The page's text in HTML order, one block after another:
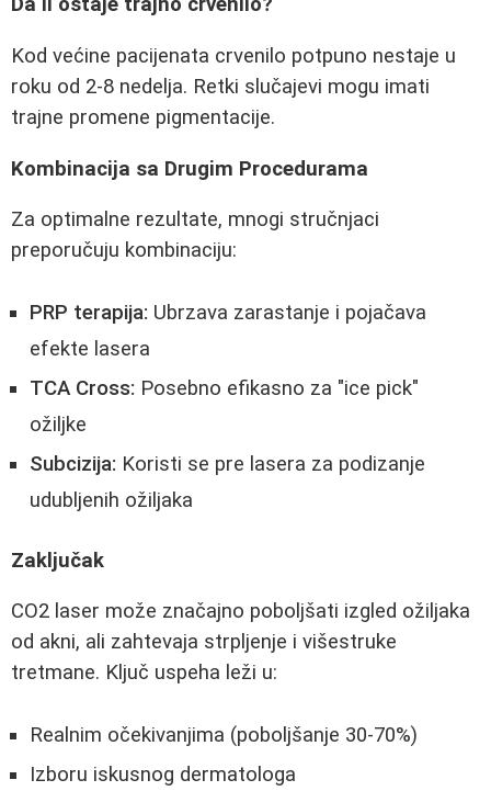
Da li ostaje trajno crvenilo?
Kod većine pacijenata crvenilo potpuno nestaje u
roku od 2-8 nedelja. Retki slučajevi mogu imati
trajne promene pigmentacije.
Kombinacija sa Drugim Procedurama
Za optimalne rezultate, mnogi stručnjaci
preporučuju kombinaciju:
PRP terapija: Ubrzava zarastanje i pojačava
efekte lasera
TCA Cross: Posebno efikasno za "ice pick"
ožiljke
Subcizija: Koristi se pre lasera za podizanje
udubljenih ožiljaka
Zaključak
CO2 laser može značajno poboljšati izgled ožiljaka
od akni, ali zahtevaja strpljenje i višestruke
tretmane. Ključ uspeha leži u:
Realnim očekivanjima (poboljšanje 30-70%)
Izboru iskusnog dermatologa